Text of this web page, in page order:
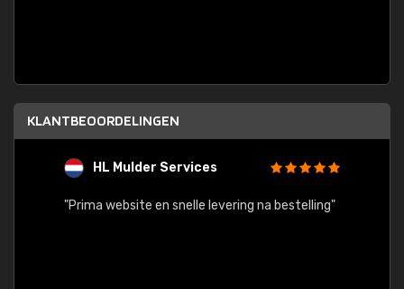
KLANTBEOORDELINGEN
HL Mulder Services
"Prima website en snelle levering na bestelling"